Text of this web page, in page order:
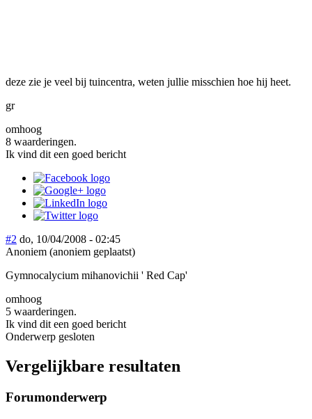
deze zie je veel bij tuincentra, weten jullie misschien hoe hij heet.
gr
omhoog
8 waarderingen.
Ik vind dit een goed bericht
#2 do, 10/04/2008 - 02:45
Anoniem (anoniem geplaatst)
Gymnocalycium mihanovichii ' Red Cap'
omhoog
5 waarderingen.
Ik vind dit een goed bericht
Onderwerp gesloten
Vergelijkbare resultaten
Forumonderwerp